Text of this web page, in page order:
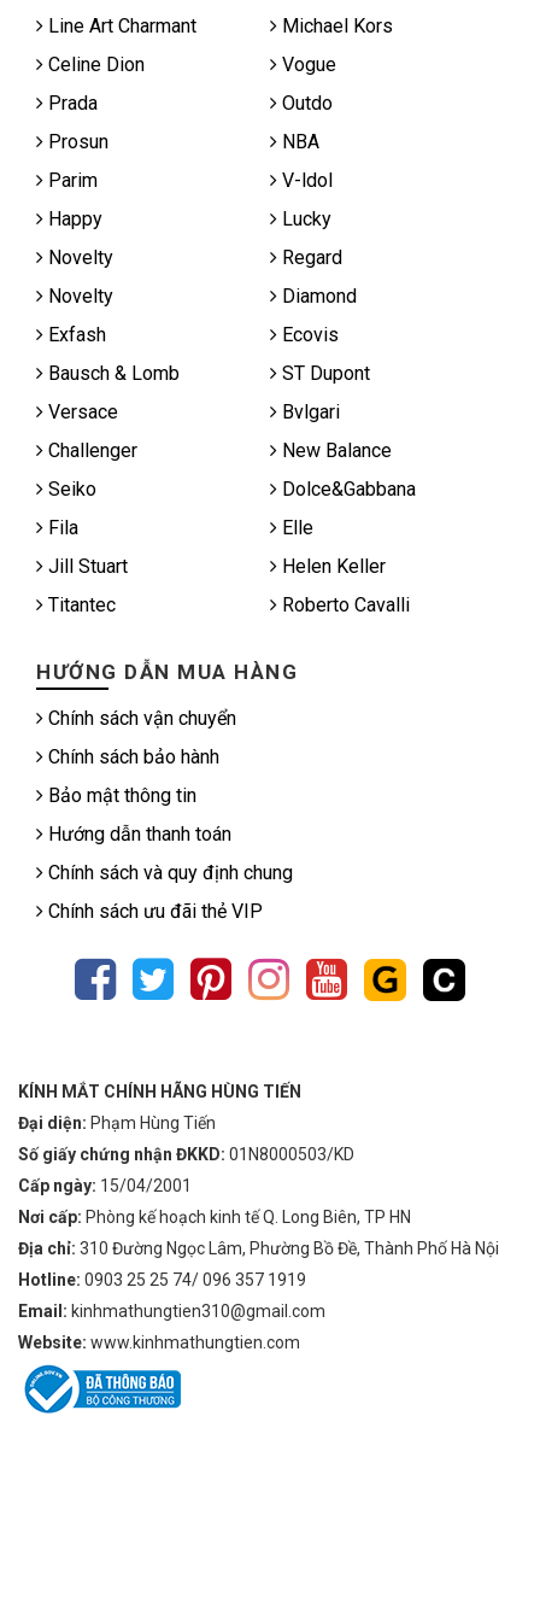
Line Art Charmant
Michael Kors
Celine Dion
Vogue
Prada
Outdo
Prosun
NBA
Parim
V-ldol
Happy
Lucky
Novelty
Regard
Novelty
Diamond
Exfash
Ecovis
Bausch & Lomb
ST Dupont
Versace
Bvlgari
Challenger
New Balance
Seiko
Dolce&Gabbana
Fila
Elle
Jill Stuart
Helen Keller
Titantec
Roberto Cavalli
HƯỚNG DẪN MUA HÀNG
Chính sách vận chuyển
Chính sách bảo hành
Bảo mật thông tin
Hướng dẫn thanh toán
Chính sách và quy định chung
Chính sách ưu đãi thẻ VIP
KÍNH MẮT CHÍNH HÃNG HÙNG TIẾN
Đại diện: Phạm Hùng Tiến
Số giấy chứng nhận ĐKKD: 01N8000503/KD
Cấp ngày: 15/04/2001
Nơi cấp: Phòng kế hoạch kinh tế Q. Long Biên, TP HN
Địa chỉ: 310 Đường Ngọc Lâm, Phường Bồ Đề, Thành Phố Hà Nội
Hotline: 0903 25 25 74/ 096 357 1919
Email: kinhmathungtien310@gmail.com
Website: www.kinhmathungtien.com